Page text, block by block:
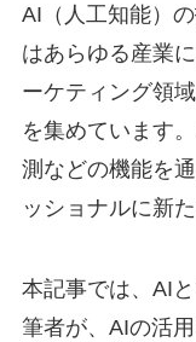
AI（人工知能）
はあらゆる産業
ーケティング領
を集めています
測などの機能を
ッショナルに新
本記事では、AI
筆者が、AIの活